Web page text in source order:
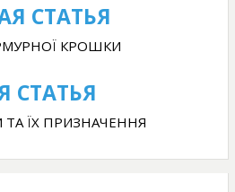
СТАТЬЯ
КРОШКИ
СТАТЬЯ
ТА ЇХ ПРИЗНАЧЕННЯ